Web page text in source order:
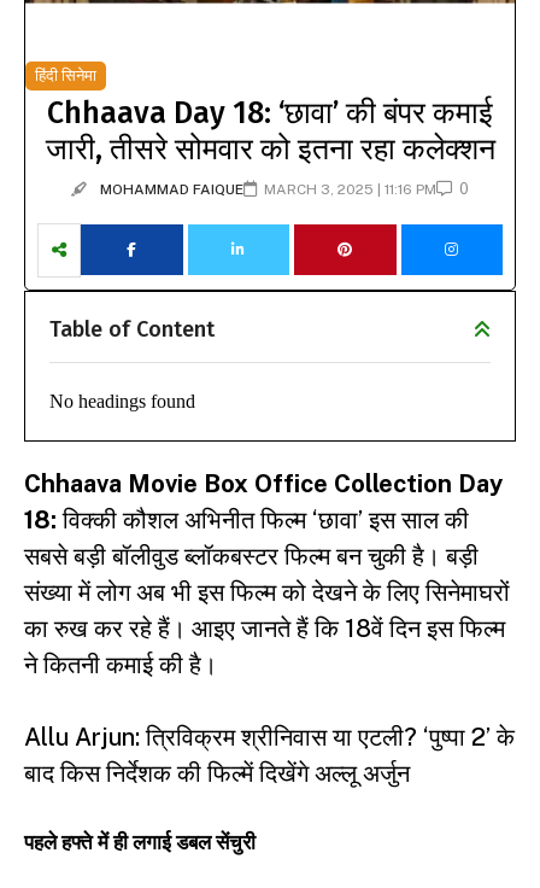
हिंदी सिनेमा
Chhaava Day 18: ‘छावा’ की बंपर कमाई
जारी, तीसरे सोमवार को इतना रहा कलेक्शन
MOHAMMAD FAIQUE MARCH 3, 2025 | 11:16 PM 0
Table of Content
No headings found
Chhaava Movie Box Office Collection Day
18: विक्की कौशल अभिनीत फिल्म ‘छावा’ इस साल की
सबसे बड़ी बॉलीवुड ब्लॉकबस्टर फिल्म बन चुकी है। बड़ी
संख्या में लोग अब भी इस फिल्म को देखने के लिए सिनेमाघरों
का रुख कर रहे हैं। आइए जानते हैं कि 18वें दिन इस फिल्म
ने कितनी कमाई की है।
Allu Arjun: त्रिविक्रम श्रीनिवास या एटली? ‘पुष्पा 2’ के
बाद किस निर्देशक की फिल्में दिखेंगे अल्लू अर्जुन
पहले हफ्ते में ही लगाई डबल सेंचुरी